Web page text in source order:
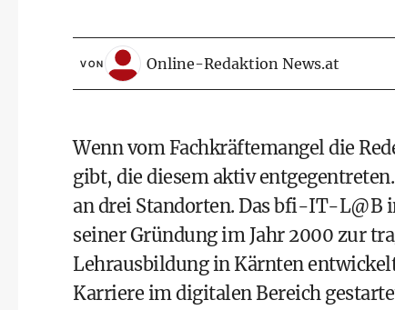
VON Online-Redaktion News.at
Wenn vom Fachkräftemangel die
gibt, die diesem aktiv
an drei Standorten. Das bfi-IT-L@B
seiner Gründung im Jahr 2000 zur
Lehrausbildung in Kärnten
Karriere im digitalen Bereich